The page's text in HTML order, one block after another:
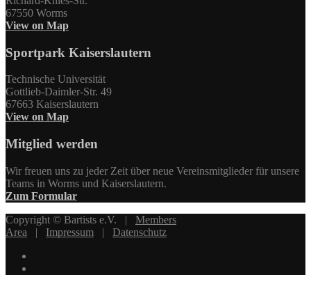
67550 Worms
View on Map
Sportpark Kaiserslautern
Technische Universität
Gottlieb-Daimler-Str. 49
67663 Kaiserslautern
View on Map
Mitglied werden
Wir freuen uns zu jeder Zeit über neue Vereinsmitglieder für unsere
Teams in Worms und Kaiserslautern.
Zum Formular
Copyright © Bartists e.V. | Members
Area | Impressum | Datenschutz